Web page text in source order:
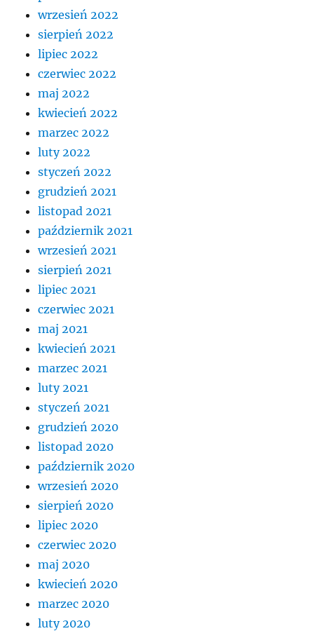
wrzesień 2022
sierpień 2022
lipiec 2022
czerwiec 2022
maj 2022
kwiecień 2022
marzec 2022
luty 2022
styczeń 2022
grudzień 2021
listopad 2021
październik 2021
wrzesień 2021
sierpień 2021
lipiec 2021
czerwiec 2021
maj 2021
kwiecień 2021
marzec 2021
luty 2021
styczeń 2021
grudzień 2020
listopad 2020
październik 2020
wrzesień 2020
sierpień 2020
lipiec 2020
czerwiec 2020
maj 2020
kwiecień 2020
marzec 2020
luty 2020